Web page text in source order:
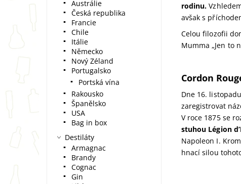
rodinu.
avšak s
Celou filozofii
Mumma „Jen to
Cordon
Dne 16.
zaregistrovat
V roce 1875 se
stuhou Légion
Napoleon I.
hnací silou
Austrálie
Česká republika
Francie
Chile
Itálie
Německo
Nový Zéland
Portugalsko
Portská vína
Rakousko
Španělsko
USA
Bag in box
Destiláty
Armagnac
Brandy
Cognac
Gin